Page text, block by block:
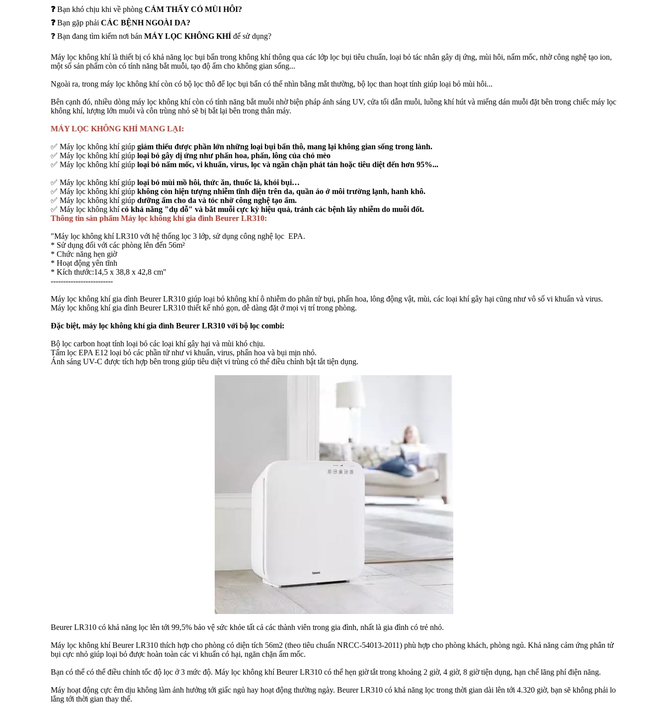
❓Bạn khó chịu khi về phòng CẢM THẤY CÓ MÙI HÔI?
❓Bạn gặp phải CÁC BỆNH NGOÀI DA?
❓ Bạn đang tìm kiếm nơi bán MÁY LỌC KHÔNG KHÍ để sử dụng?
Máy lọc không khí là thiết bị có khả năng lọc bụi bẩn trong không khí thông qua các lớp lọc bụi tiêu chuẩn, loại bỏ tác nhân gây dị ứng, mùi hôi, nấm mốc, nhờ công nghệ tạo ion,
một số sản phẩm còn có tính năng bắt muỗi, tạo độ ẩm cho không gian sống...
Ngoài ra, trong máy lọc không khí còn có bộ lọc thô để lọc bụi bẩn có thể nhìn bằng mắt thường, bộ lọc than hoạt tính giúp loại bỏ mùi hôi...
Bên cạnh đó, nhiều dòng máy lọc không khí còn có tính năng bắt muỗi nhờ biện pháp ánh sáng UV, cửa tối dẫn muỗi, luồng khí hút và miếng dán muỗi đặt bên trong chiếc máy lọc
không khí, lượng lớn muỗi và côn trùng nhỏ sẽ bị bắt lại bên trong thân máy.
MÁY LỌC KHÔNG KHÍ MANG LẠI:
✅ Máy lọc không khí giúp giảm thiểu được phần lớn những loại bụi bẩn thô, mang lại không gian sống trong lành.
✅ Máy lọc không khí giúp loại bỏ gây dị ứng như phấn hoa, phấn, lông của chó mèo
✅ Máy lọc không khí giúp loại bỏ nấm mốc, vi khuẩn, virus, lọc và ngăn chặn phát tán hoặc tiêu diệt đến hơn 95%...
✅ Máy lọc không khí giúp loại bỏ mùi mồ hôi, thức ăn, thuốc lá, khói bụi…
✅ Máy lọc không khí giúp không còn hiện tượng nhiễm tĩnh điện trên da, quần áo ở môi trường lạnh, hanh khô.
✅ Máy lọc không khí giúp dưỡng ẩm cho da và tóc nhờ công nghệ tạo ẩm.
✅ Máy lọc không khícó khả năng "dụ dỗ" và bắt muỗi cực kỳ hiệu quả, tránh các bệnh lây nhiễm do muỗi đốt.
Thông tin sản phẩm Máy lọc không khí gia đình Beurer LR310:
"Máy lọc không khí LR310 với hệ thống lọc 3 lớp, sử dụng công nghệ lọc EPA.
* Sử dụng đối với các phòng lên đến 56m²
* Chức năng hẹn giờ
* Hoạt động yên tĩnh
* Kích thước:14,5 x 38,8 x 42,8 cm"
-------------------------
Máy lọc không khí gia đình Beurer LR310 giúp loại bỏ không khí ô nhiễm do phân tử bụi, phấn hoa, lông động vật, mùi, các loại khí gây hại cũng như vô số vi khuẩn và virus.
Máy lọc không khí gia đình Beurer LR310 thiết kế nhỏ gọn, dễ dàng đặt ở mọi vị trí trong phòng.
Đặc biệt, máy lọc không khí gia đình Beurer LR310 với bộ lọc combi:
Bộ lọc carbon hoạt tính loại bỏ các loại khí gây hại và mùi khó chịu.
Tấm lọc EPA E12 loại bỏ các phần tử như vi khuẩn, virus, phấn hoa và bụi mịn nhỏ.
Ánh sáng UV-C được tích hợp bên trong giúp tiêu diệt vi trùng có thể điều chỉnh bật tắt tiện dụng.
Beurer LR310 có khả năng lọc lên tới 99,5% bảo vệ sức khỏe tất cả các thành viên trong gia đình, nhất là gia đình có trẻ nhỏ.
Máy lọc không khí Beurer LR310 thích hợp cho phòng có diện tích 56m2 (theo tiêu chuẩn NRCC-54013-2011) phù hợp cho phòng khách, phòng ngủ. Khả năng cảm ứng phân tử
bụi cực nhỏ giúp loại bỏ được hoàn toàn các vi khuẩn có hại, ngăn chặn ẩm mốc.
Bạn có thể có thể điều chỉnh tốc độ lọc ở 3 mức độ. Máy lọc không khí Beurer LR310 có thể hẹn giờ tắt trong khoảng 2 giờ, 4 giờ, 8 giờ tiện dụng, hạn chế lãng phí điện năng.
Máy hoạt động cực êm dịu không làm ảnh hưởng tới giấc ngủ hay hoạt động thường ngày. Beurer LR310 có khả năng lọc trong thời gian dài lên tới 4.320 giờ, bạn sẽ không phải lo
lắng tới thời gian thay thế.